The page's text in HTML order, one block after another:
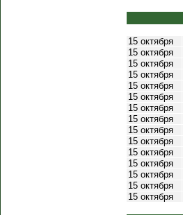
15 октября
15 октября
15 октября
15 октября
15 октября
15 октября
15 октября
15 октября
15 октября
15 октября
15 октября
15 октября
15 октября
15 октября
15 октября